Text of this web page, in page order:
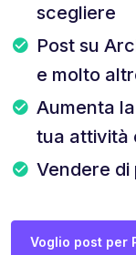
scegliere
Post su
e molto
Aumenta
tua attività
Vendere di
Voglio post per